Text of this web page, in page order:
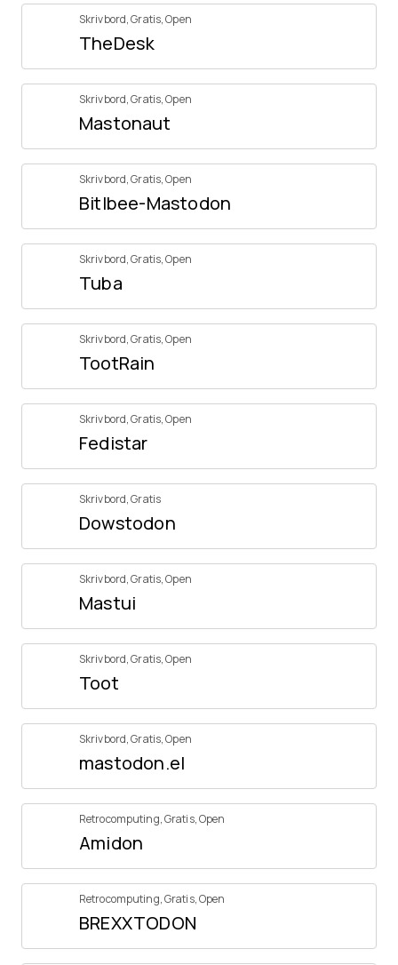
Skrivbord,Gratis,Open
TheDesk
Skrivbord,Gratis,Open
Mastonaut
Skrivbord,Gratis,Open
Bitlbee-Mastodon
Skrivbord,Gratis,Open
Tuba
Skrivbord,Gratis,Open
TootRain
Skrivbord,Gratis,Open
Fedistar
Skrivbord,Gratis
Dowstodon
Skrivbord,Gratis,Open
Mastui
Skrivbord,Gratis,Open
Toot
Skrivbord,Gratis,Open
mastodon.el
Retrocomputing,Gratis,Open
Amidon
Retrocomputing,Gratis,Open
BREXXTODON